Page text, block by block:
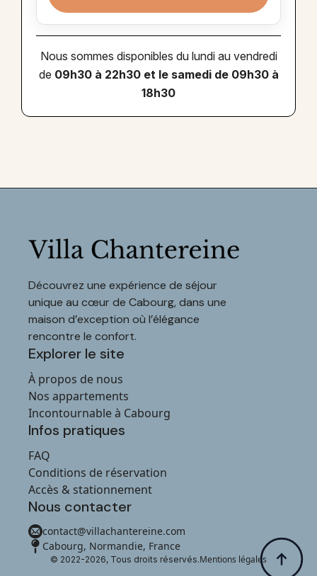
Nous sommes disponibles du lundi au vendredi
de 09h30 à 22h30 et le samedi de 09h30 à
18h30
Découvrez une expérience de séjour
unique au cœur de Cabourg, dans une
maison d’exception où l’élégance
rencontre le confort.
Explorer le site
À propos de nous
Nos appartements
Incontournable à Cabourg
Infos pratiques
FAQ
Conditions de réservation
Accès & stationnement
Nous contacter
contact@villachantereine.com
Cabourg, Normandie, France
© 2022-2026, Tous droits réservés.Mentions légales